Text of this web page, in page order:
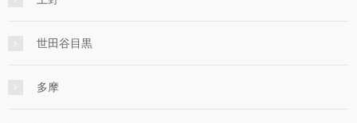
世田谷目黒
多摩